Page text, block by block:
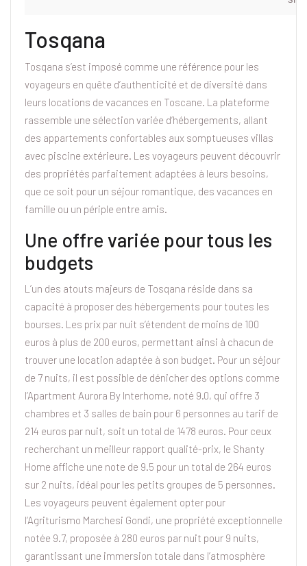
Tosqana
Tosqana s’est imposé comme une référence pour les
voyageurs en quête d’authenticité et de diversité dans
leurs locations de vacances en Toscane. La plateforme
rassemble une sélection variée d’hébergements, allant
des appartements confortables aux somptueuses villas
avec piscine extérieure. Les voyageurs peuvent découvrir
des propriétés parfaitement adaptées à leurs besoins,
que ce soit pour un séjour romantique, des vacances en
famille ou un périple entre amis.
Une offre variée pour tous les
budgets
L’un des atouts majeurs de Tosqana réside dans sa
capacité à proposer des hébergements pour toutes les
bourses. Les prix par nuit s’étendent de moins de 100
euros à plus de 200 euros, permettant ainsi à chacun de
trouver une location adaptée à son budget. Pour un séjour
de 7 nuits, il est possible de dénicher des options comme
l’Apartment Aurora By Interhome, noté 9.0, qui offre 3
chambres et 3 salles de bain pour 6 personnes au tarif de
214 euros par nuit, soit un total de 1478 euros. Pour ceux
recherchant un meilleur rapport qualité-prix, le Shanty
Home affiche une note de 9.5 pour un total de 264 euros
sur 2 nuits, idéal pour les petits groupes de 5 personnes.
Les voyageurs peuvent également opter pour
l’Agriturismo Marchesi Gondi, une propriété exceptionnelle
notée 9.7, proposée à 280 euros par nuit pour 9 nuits,
garantissant une immersion totale dans l’atmosphère